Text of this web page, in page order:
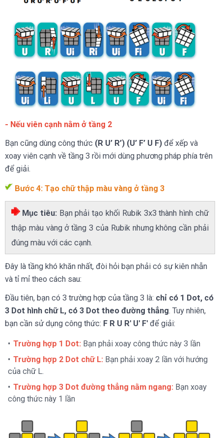
- Nếu viên cạnh nằm ở tầng 2
Bạn cũng dùng công thức (R U’ R’) (U’ F’ U F) để xếp và
xoay viên cạnh về tầng 3 rồi mới dùng phương pháp phía trên
để giải.
Bước 4: Tạo chữ thập màu vàng ở tầng 3
Mục tiêu: Bạn phải tạo khối Rubik 3x3 thành hình chữ
thập màu vàng ở tầng 3 của Rubik nhưng không cần phải
đúng màu với các cạnh.
Đây là tầng khó khăn nhất, đòi hỏi bạn phải có sự kiên nhẫn
và tỉ mỉ theo cách sau:
Đầu tiên, bạn có 3 trường hợp của tầng 3 là: chỉ có 1 Dot, có
3 Dot hình chữ L, có 3 Dot theo đường thẳng. Tuy nhiên,
bạn cần sử dụng công thức: F R U R' U' F' để giải:
Trường hợp 1 Dot: Bạn phải xoay công thức này 3 lần
Trường hợp 2 Dot chữ L: Bạn phải xoay 2 lần với hướng
của chữ L.
Trường hợp 3 Dot đường thẳng nằm ngang: Bạn xoay
công thức này 1 lần